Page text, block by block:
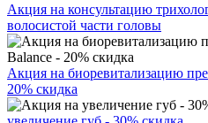
Акция на консультацию
волосистой части головы
Акция на биоревитализацию
20% скидка